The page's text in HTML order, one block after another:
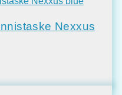
Nexxus